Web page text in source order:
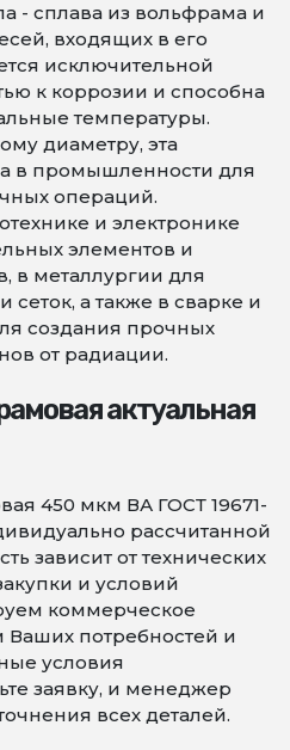
- сплава из вольфрама и
входящих в его
исключительной
к коррозии и способна
температуры.
диаметру, эта
в промышленности для
операций.
и электронике
элементов и
в металлургии для
а также в сварке и
создания прочных
от радиации.
актуальная
450 мкм ВА ГОСТ 19671-
рассчитанной
зависит от технических
и условий
коммерческое
потребностей и
условия
заявку, и менеджер
всех деталей.